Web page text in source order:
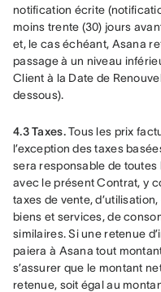
notification écrite
moins trente (30) jours
et, le cas échéant, Asana
passage à un niveau
Client à la Date de
dessous).
4.3 Taxes. Tous les prix
l’exception des taxes
sera responsable de
avec le présent Contrat, y
taxes de vente,
biens et services, de
similaires. Si une retenue
paiera à Asana tout
s’assurer que le montant
retenue, soit égal au